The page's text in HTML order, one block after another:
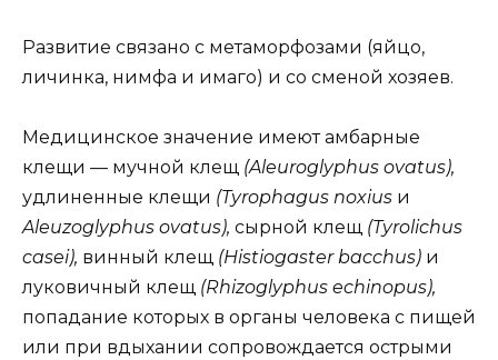
Развитие связано с метаморфозами (яйцо,
личинка, нимфа и имаго) и со сменой хозяев.
Медицинское значение имеют амбарные
клещи — мучной клещ (Aleuroglyphus ovatus),
удлиненные клещи (Tyrophagus noxius и
Aleuzoglyphus ovatus), сырной клещ (Tyrolichus
casei), винный клещ (Histiogaster bacchus) и
луковичный клещ (Rhizoglyphus echinopus),
попадание которых в органы человека с пищей
или при вдыхании сопровождается острыми